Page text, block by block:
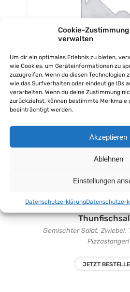
Cookie-Zustimmung
verwalten
Um dir ein optimales Erlebnis zu bieten,
wie Cookies, um Geräteinformationen zu
zuzugreifen. Wenn du diesen Technologien
wie das Surfverhalten oder eindeutige IDs
verarbeiten. Wenn du deine Zustimmung
zurückziehst, können bestimmte Merkmale
beeinträchtigt werden.
Akzeptieren
Ablehnen
Einstellungen
Datenschutzerklärung
Haussalat
Gemischter Salat mit Shrimps,
Pizzastangerl
JETZT
Gemischter Salat, Zwiebel,
Pizzastangerl
€12,50
JETZT